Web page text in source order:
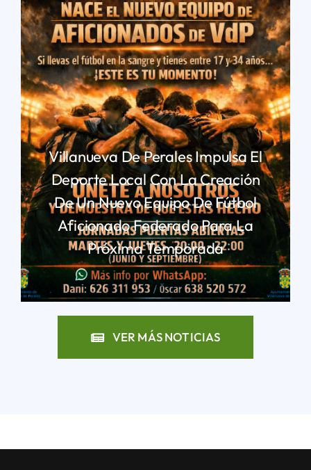
Villanueva De Perales Impulsa El
Deporte Local Con La Creación
De Un Nuevo Equipo De Fútbol
Aficionado Federado Para La
Próxima Temporada
LEER MÁS
VER MÁS NOTICIAS